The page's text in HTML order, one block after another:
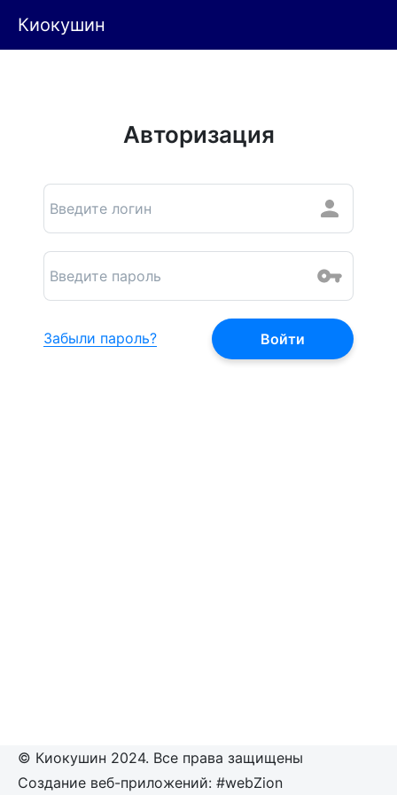
Киокушин
Авторизация
Забыли пароль?
© Киокушин 2024. Все права защищены
Создание веб-приложений: #webZion